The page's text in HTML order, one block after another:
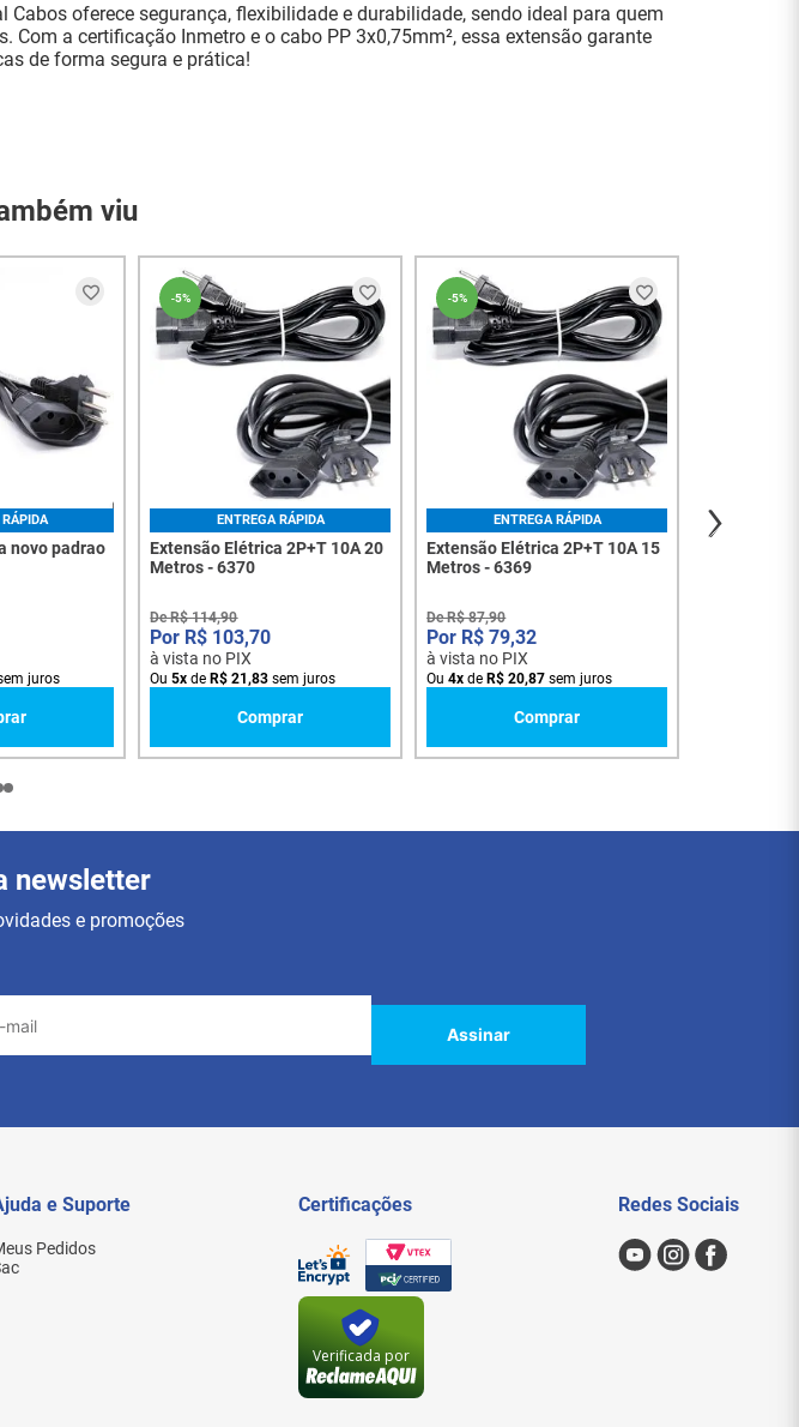
Cabos oferece segurança, flexibilidade e durabilidade, sendo ideal para quem
a certificação Inmetro e o cabo PP 3x0,75mm², essa extensão garante
de forma segura e prática!
viu
novo padrao
juros
-5%
ENTREGA RÁPIDA
Extensão Elétrica 2P+T 10A 20
Metros - 6370
DeR$ 114,90
R$ 103,70
à vista no PIX
Ou5x deR$ 21 ,83 sem juros
Comprar
-5%
ENTREGA RÁPIDA
Extensão Elétrica 2P+T 10A 15
Metros - 6369
DeR$ 87,90
R$ 79,32
à vista no PIX
Ou4x deR$ 20,87 sem juros
Comprar
newsletter
e promoções
Assinar
e Suporte
Pedidos
Certificações
Verificada por
Redes Sociais